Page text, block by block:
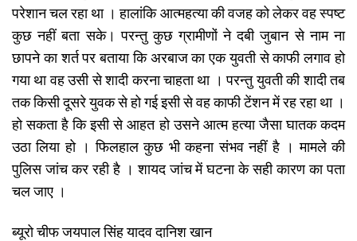
परेशान चल रहा था । हालांकि आत्महत्या की वजह को लेकर वह स्पष्ट
कुछ नहीं बता सके। परन्तु कुछ ग्रामीणों ने दबी जुबान से नाम ना
छापने का शर्त पर बताया कि अरबाज का एक युवती से काफी लगाव हो
गया था वह उसी से शादी करना चाहता था । परन्तु युवती की शादी तब
तक किसी दूसरे युवक से हो गई इसी से वह काफी टेंशन में रह रहा था ।
हो सकता है कि इसी से आहत हो उसने आत्म हत्या जैसा घातक कदम
उठा लिया हो । फिलहाल कुछ भी कहना संभव नहीं है । मामले की
पुलिस जांच कर रही है । शायद जांच में घटना के सही कारण का पता
चल जाए ।
ब्यूरो चीफ जयपाल सिंह यादव दानिश खान